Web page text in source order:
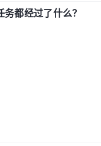
都经过了什么？